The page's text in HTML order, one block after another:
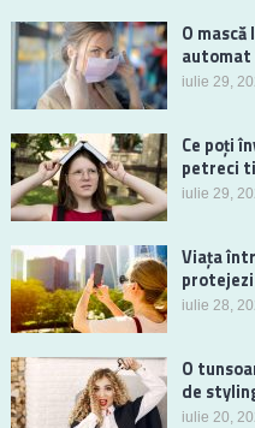
O
iulie 29,
Ce poți
petreci
iulie 29,
Viața
iulie 28,
O
de
iulie 20,